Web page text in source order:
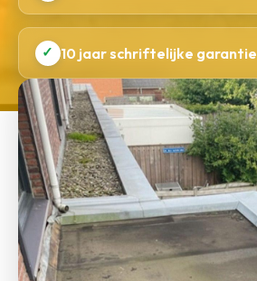
✓ 10 jaar schriftelijke garantie